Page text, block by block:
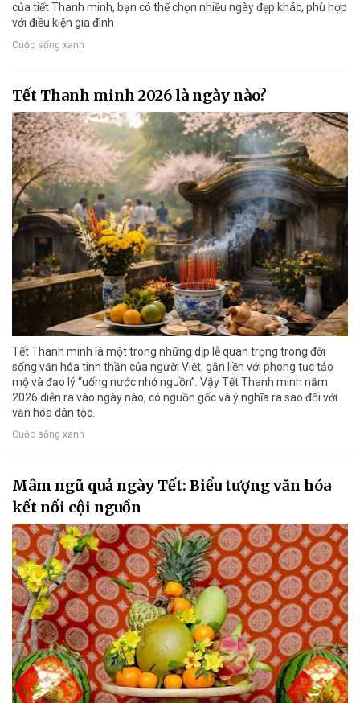
của tiết Thanh minh, bạn có thể chọn nhiều ngày đẹp khác, phù hợp
với điều kiện gia đình
Cuộc sống xanh
Tết Thanh minh 2026 là ngày nào?
Tết Thanh minh là một trong những dịp lễ quan trọng trong đời
sống văn hóa tinh thần của người Việt, gắn liền với phong tục tảo
mộ và đạo lý “uống nước nhớ nguồn”. Vậy Tết Thanh minh năm
2026 diễn ra vào ngày nào, có nguồn gốc và ý nghĩa ra sao đối với
văn hóa dân tộc.
Cuộc sống xanh
Mâm ngũ quả ngày Tết: Biểu tượng văn hóa
kết nối cội nguồn